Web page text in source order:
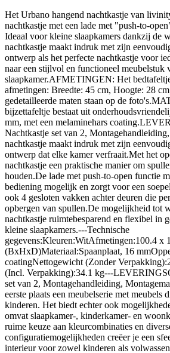
Het Urbano hangend nachtkastje van
nachtkastje met een lade met "push-to-
Ideaal voor kleine slaapkamers dankzij de
nachtkastje maakt indruk met zijn
ontwerp als het perfecte nachtkastje voor
naar een stijlvol en functioneel meubelstuk
slaapkamer.AFMETINGEN: Het
afmetingen: Breedte: 45 cm, Hoogte: 28
gedetailleerde maten staan op de
bijzettafeltje bestaat uit
mm, met een melaminehars
Nachtkastje set van 2,
nachtkastje maakt indruk met zijn
ontwerp dat elke kamer verfraait.Met het
nachtkastje een praktische manier om
houden.De lade met push-to-open functie
bediening mogelijk en zorgt voor een
ook 4 gesloten vakken achter deuren die
opbergen van spullen.De mogelijkheid tot
nachtkastje ruimtebesparend en flexibel in
kleine slaapkamers.---Technische
gegevens:Kleuren:WitAfmetingen:100.4 x
(BxHxD)Materiaal:Spaanplaat, 16
coatingNettogewicht (Zonder
(Incl. Verpakking):34.1 kg---
set van 2, Montagehandleiding,
eerste plaats een meubelserie met
kinderen. Het biedt echter ook
omvat slaapkamer-, kinderkamer- en
ruime keuze aan kleurcombinaties en
configuratiemogelijkheden creëer je een
interieur voor zowel kinderen als